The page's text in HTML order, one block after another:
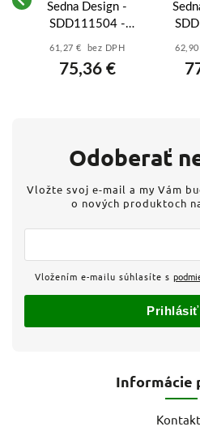
Sedna Design -
SDD111504 -
Pohybové čidlo so
Biela
61,27 € bez DPH
75,36 €
Informácie
Odoberať
Vložte svoj e-mail a my Vám
o nových produktoch
Vložením e-mailu súhlasíte s
Prihlásiť